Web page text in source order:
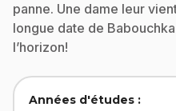
panne. Une dame leur
longue date de
l’horizon!
Années d'études :